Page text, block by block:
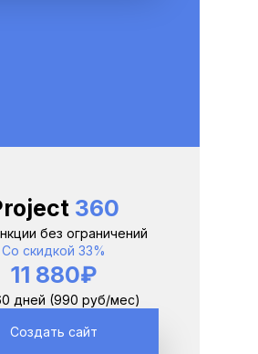
360
без ограничений
Со скидкой 33%
11 880₽
дней (990 руб/мес)
Создать сайт